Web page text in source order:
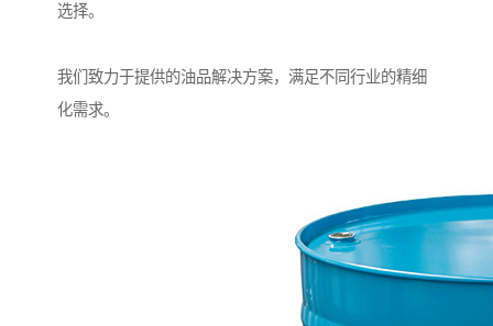
选择。
我们致力于提供的油品解决方案，满足不同行业的精细
化需求。